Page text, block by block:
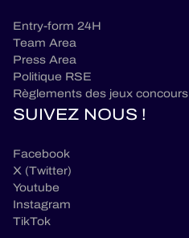
Entry-form 24H
Team Area
Press Area
Politique RSE
Règlements des jeux concours
SUIVEZ NOUS !
Facebook
X (Twitter)
Youtube
Instagram
TikTok